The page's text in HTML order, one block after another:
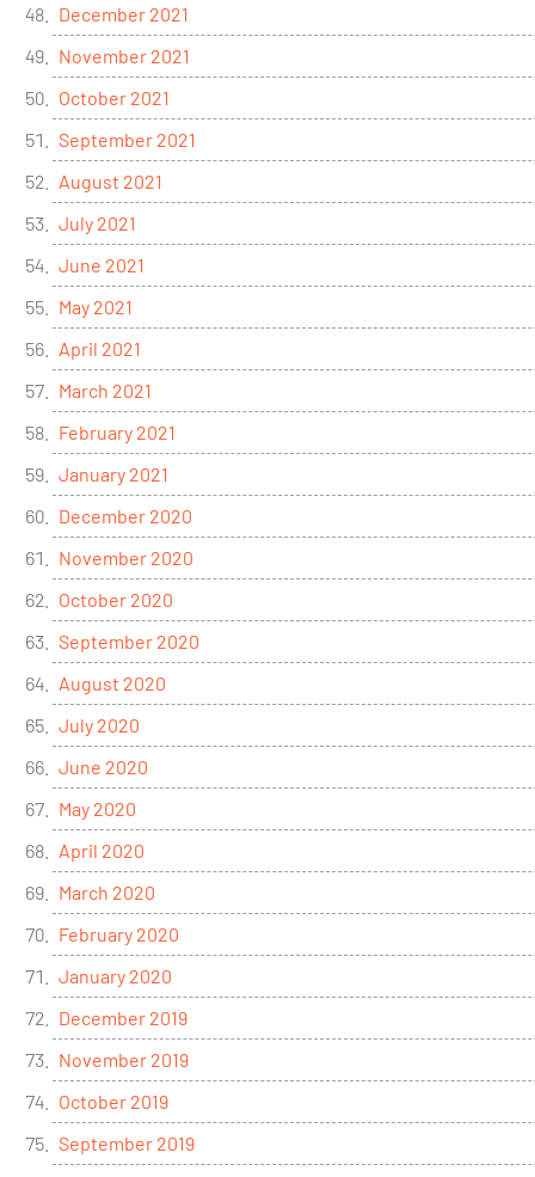
December 2021
November 2021
October 2021
September 2021
August 2021
July 2021
June 2021
May 2021
April 2021
March 2021
February 2021
January 2021
December 2020
November 2020
October 2020
September 2020
August 2020
July 2020
June 2020
May 2020
April 2020
March 2020
February 2020
January 2020
December 2019
November 2019
October 2019
September 2019